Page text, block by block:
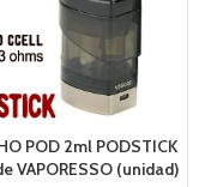
POD 2ml PODSTICK
VAPORESSO (unidad)